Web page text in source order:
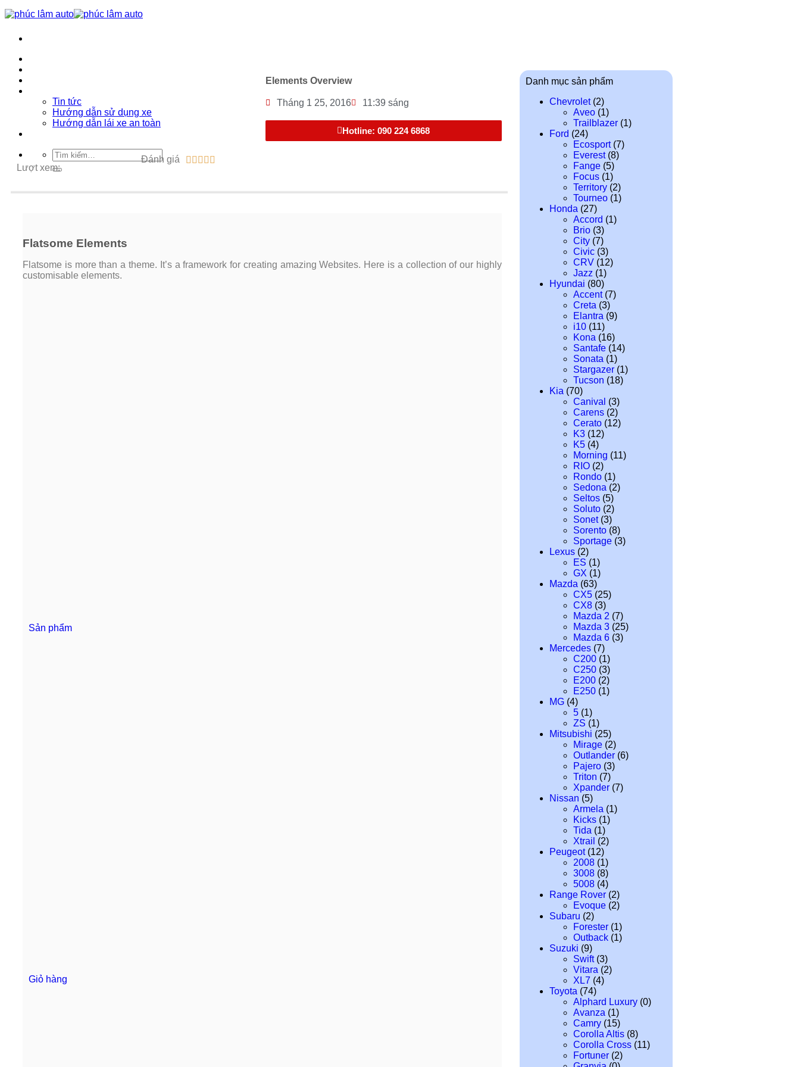
Tin tức
Hướng dẫn sử dụng xe
Hướng dẫn lái xe an toàn
Elements Overview
Tháng 1 25, 2016 11:39 sáng
Hotline: 090 224 6868
Lượt xem:
Đánh giá     
Flatsome Elements
Flatsome is more than a theme. It’s a framework for creating amazing Websites. Here is a collection of our highly
customisable elements.
Sản phẩm
Giỏ hàng
Danh mục sản phẩm
Chevrolet (2)
Aveo (1)
Trailblazer (1)
Ford (24)
Ecosport (7)
Everest (8)
Fange (5)
Focus (1)
Territory (2)
Tourneo (1)
Honda (27)
Accord (1)
Brio (3)
City (7)
Civic (3)
CRV (12)
Jazz (1)
Hyundai (80)
Accent (7)
Creta (3)
Elantra (9)
i10 (11)
Kona (16)
Santafe (14)
Sonata (1)
Stargazer (1)
Tucson (18)
Kia (70)
Canival (3)
Carens (2)
Cerato (12)
K3 (12)
K5 (4)
Morning (11)
RIO (2)
Rondo (1)
Sedona (2)
Seltos (5)
Soluto (2)
Sonet (3)
Sorento (8)
Sportage (3)
Lexus (2)
ES (1)
GX (1)
Mazda (63)
CX5 (25)
CX8 (3)
Mazda 2 (7)
Mazda 3 (25)
Mazda 6 (3)
Mercedes (7)
C200 (1)
C250 (3)
E200 (2)
E250 (1)
MG (4)
5 (1)
ZS (1)
Mitsubishi (25)
Mirage (2)
Outlander (6)
Pajero (3)
Triton (7)
Xpander (7)
Nissan (5)
Armela (1)
Kicks (1)
Tida (1)
Xtrail (2)
Peugeot (12)
2008 (1)
3008 (8)
5008 (4)
Range Rover (2)
Evoque (2)
Subaru (2)
Forester (1)
Outback (1)
Suzuki (9)
Swift (3)
Vitara (2)
XL7 (4)
Toyota (74)
Alphard Luxury (0)
Avanza (1)
Camry (15)
Corolla Altis (8)
Corolla Cross (11)
Fortuner (2)